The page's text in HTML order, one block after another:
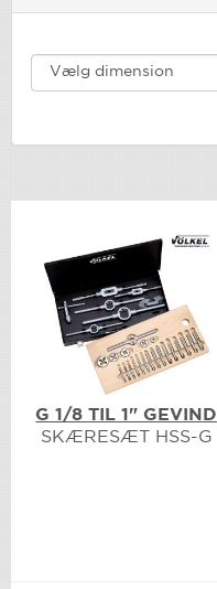
G 1/8 TIL 1" GEVIND
SKÆRESÆT HSS-G